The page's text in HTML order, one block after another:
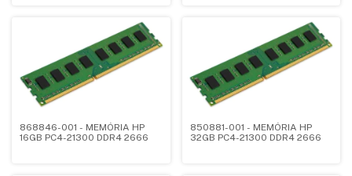
868846-001 - MEMÓRIA HP
16GB PC4-21300 DDR4 2666
850881-001 - MEMÓRIA HP
32GB PC4-21300 DDR4 2666